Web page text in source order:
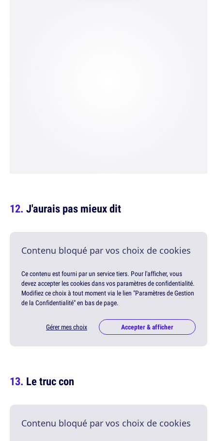
J'aurais pas mieux dit
Contenu bloqué par vos choix de cookies
Ce contenu est fourni par un service tiers. Pour l'afficher, vous
devez accepter les cookies dans vos paramètres de confidentialité.
Modifiez ce choix à tout moment via le lien "Paramètres de Gestion
de la Confidentialité" en bas de page.
Gérer mes choix Accepter & afficher
Le truc con
Contenu bloqué par vos choix de cookies